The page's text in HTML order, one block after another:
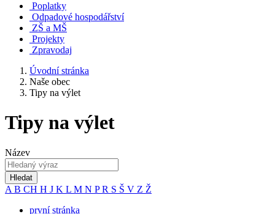
Poplatky
Odpadové hospodářství
ZŠ a MŠ
Projekty
Zpravodaj
Úvodní stránka
Naše obec
Tipy na výlet
Tipy na výlet
Název
Hledat
A B CH H J K L M N PR S Š V Z Ž
první stránka